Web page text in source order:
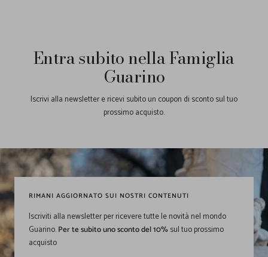
Entra subito nella Famiglia
Guarino
Iscrivi alla newsletter e ricevi subito un coupon di sconto sul tuo
prossimo acquisto.
RIMANI AGGIORNATO SUI NOSTRI CONTENUTI
Iscriviti alla newsletter per ricevere tutte le novità nel mondo
Guarino.Per te subito uno sconto del 10%sul tuo prossimo
acquisto